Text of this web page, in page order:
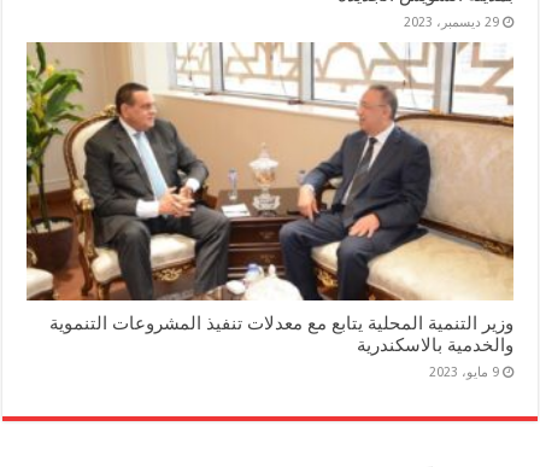
29 ديسمبر، 2023
وزير التنمية المحلية يتابع مع معدلات تنفيذ المشروعات التنموية
والخدمية بالاسكندرية
9 مايو، 2023